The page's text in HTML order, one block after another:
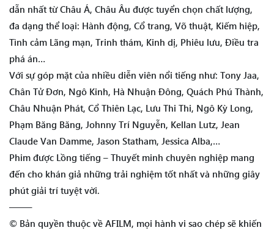
dẫn nhất từ Châu Á, Châu Âu được tuyển chọn chất lượng,
đa dạng thể loại: Hành động, Cổ trang, Võ thuật, Kiếm hiệp,
Tình cảm Lãng mạn, Trinh thám, Kinh dị, Phiêu lưu, Điều tra
phá án…
Với sự góp mặt của nhiều diễn viên nổi tiếng như: Tony Jaa,
Chân Tử Đơn, Ngô Kinh, Hà Nhuận Đông, Quách Phú Thành,
Châu Nhuận Phát, Cổ Thiên Lạc, Lưu Thi Thi, Ngô Kỳ Long,
Phạm Băng Băng, Johnny Trí Nguyễn, Kellan Lutz, Jean
Claude Van Damme, Jason Statham, Jessica Alba,…
Phim được Lồng tiếng – Thuyết minh chuyên nghiệp mang
đến cho khán giả những trải nghiệm tốt nhất và những giây
phút giải trí tuyệt vời.
——–
© Bản quyền thuộc về AFILM, mọi hành vi sao chép sẽ khiến